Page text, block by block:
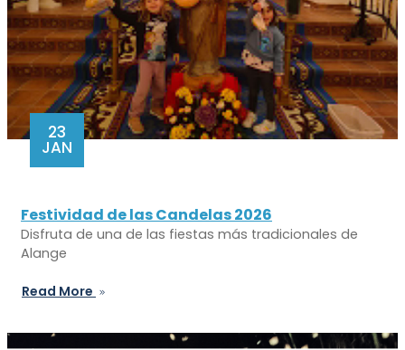
23
JAN
Festividad de las Candelas 2026
Disfruta de una de las fiestas más tradicionales de
Alange
Read More